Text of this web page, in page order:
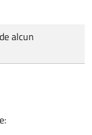
alcun